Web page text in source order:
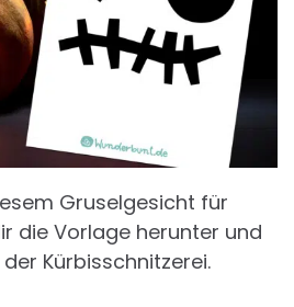
Gruselgesicht für
die Vorlage herunter und
Kürbisschnitzerei.